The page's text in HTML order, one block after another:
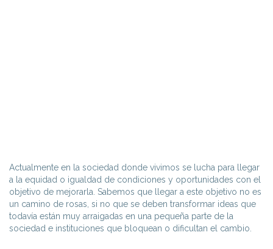
Actualmente en la sociedad donde vivimos se lucha para llegar
a la equidad o igualdad de condiciones y oportunidades con el
objetivo de mejorarla. Sabemos que llegar a este objetivo no es
un camino de rosas, si no que se deben transformar ideas que
todavía están muy arraigadas en una pequeña parte de la
sociedad e instituciones que bloquean o dificultan el cambio.